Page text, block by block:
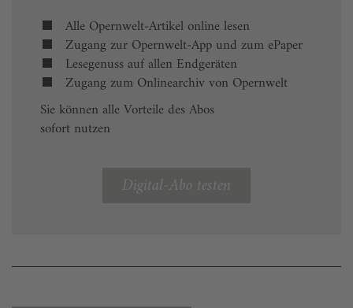
Alle Opernwelt-Artikel online lesen
Zugang zur Opernwelt-App und zum ePaper
Lesegenuss auf allen Endgeräten
Zugang zum Onlinearchiv von Opernwelt
Sie können alle Vorteile des Abos
sofort nutzen
Digital-Abo testen